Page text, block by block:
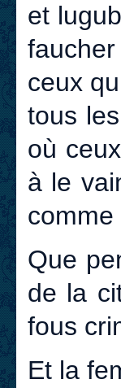
et
ceux
tous
où
à le
Que
de la
fous
Et la